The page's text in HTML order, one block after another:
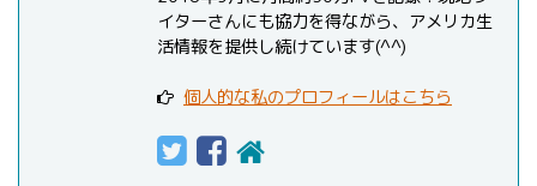
イターさんにも協力を得ながら、アメリカ生
活情報を提供し続けています(^^)
個人的な私のプロフィールはこちら